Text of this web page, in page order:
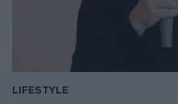
LIFESTYLE